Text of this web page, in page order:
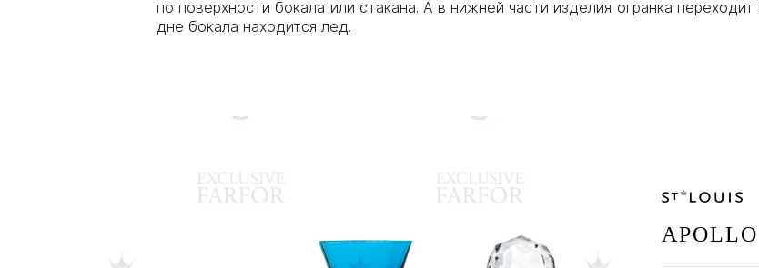
по поверхности бокала или стакана. А в нижней части изделия огранка
дне бокала находится лед.
APOLLO